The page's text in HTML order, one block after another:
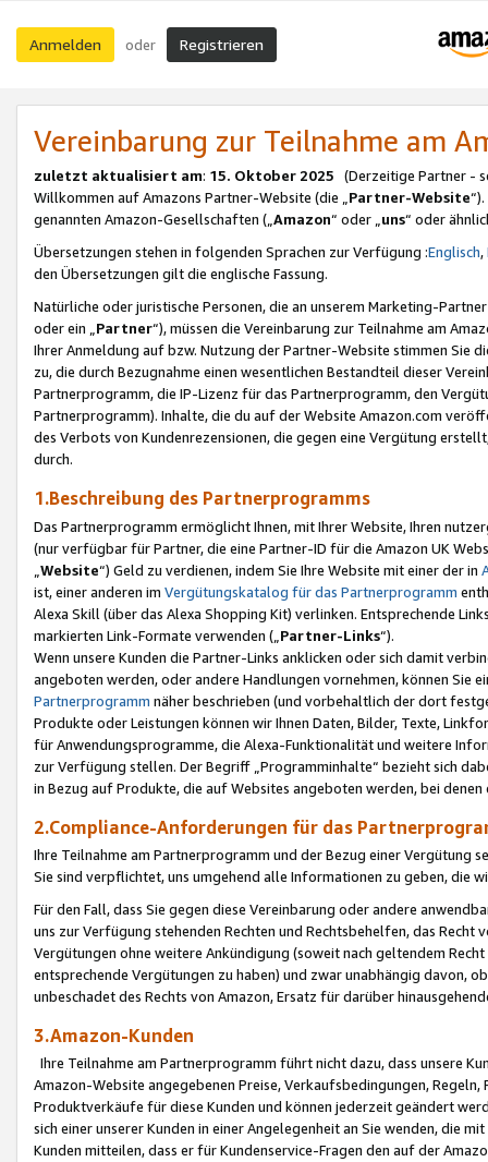
Anmelden oder Registrieren
Vereinbarung zur Teilnahme am
zuletzt aktualisiert am: 15. Oktober 2025 (Derzeitige Partner -
Willkommen auf Amazons Partner-Website (die „Partner-Website
genannten Amazon-Gesellschaften („Amazon“ oder „uns“ oder
Übersetzungen stehen in folgenden Sprachen zur Verfügung :Englisch,
den Übersetzungen gilt die englische Fassung.
Natürliche oder juristische Personen, die an unserem Marketing-
oder ein „Partner“), müssen die Vereinbarung zur Teilnahme am
Ihrer Anmeldung auf bzw. Nutzung der Partner-Website stimmen Sie
zu, die durch Bezugnahme einen wesentlichen Bestandteil dieser
Partnerprogramm, die IP-Lizenz für das Partnerprogramm, den
Partnerprogramm). Inhalte, die du auf der Website Amazon.com
des Verbots von Kundenrezensionen, die gegen eine Vergütung
durch.
1.Beschreibung des Partnerprogramms
Das Partnerprogramm ermöglicht Ihnen, mit Ihrer Website, Ihren
(nur verfügbar für Partner, die eine Partner-ID für die Amazon UK
Website“) Geld zu verdienen, indem Sie Ihre Website mit einer der in
ist, einer anderen im Vergütungskatalog für das Partnerprogramm
Alexa Skill (über das Alexa Shopping Kit) verlinken. Entsprechende
markierten Link-Formate verwenden („ Partner-Links“).
Wenn unsere Kunden die Partner-Links anklicken oder sich damit
angeboten werden, oder andere Handlungen vornehmen, können Sie
Partnerprogramm näher beschrieben (und vorbehaltlich der dort
Produkte oder Leistungen können wir Ihnen Daten, Bilder, Texte,
für Anwendungsprogramme, die Alexa-Funktionalität und weitere
zur Verfügung stellen. Der Begriff „Programminhalte“ bezieht sich
in Bezug auf Produkte, die auf Websites angeboten werden, bei
2.Compliance-Anforderungen für das
Ihre Teilnahme am Partnerprogramm und der Bezug einer Vergütung
Sie sind verpflichtet, uns umgehend alle Informationen zu geben, die
Für den Fall, dass Sie gegen diese Vereinbarung oder andere
uns zur Verfügung stehenden Rechten und Rechtsbehelfen, das
Vergütungen ohne weitere Ankündigung (soweit nach geltendem
entsprechende Vergütungen zu haben) und zwar unabhängig davon,
unbeschadet des Rechts von Amazon, Ersatz für darüber
3.Amazon-Kunden
Ihre Teilnahme am Partnerprogramm führt nicht dazu, dass unsere
Amazon-Website angegebenen Preise, Verkaufsbedingungen,
Produktverkäufe für diese Kunden und können jederzeit geändert
sich einer unserer Kunden in einer Angelegenheit an Sie wenden, die
Kunden mitteilen, dass er für Kundenservice-Fragen den auf der